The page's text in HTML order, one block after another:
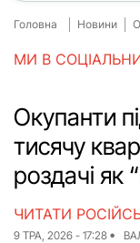
Головна
Про нас
Гроші
Інструкції
ЖКГ
Головна Новини
МИ В
Окупанти
тисячу
роздачі як
9 ТРА, 2026 - 17:28
ЧИТАТИ